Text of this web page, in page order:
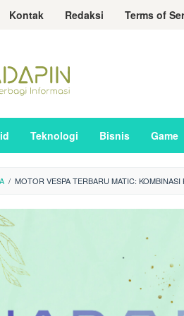
Kontak Redaksi Terms of
Teknologi Bisnis Game
/ MOTOR VESPA TERBARU MATIC: